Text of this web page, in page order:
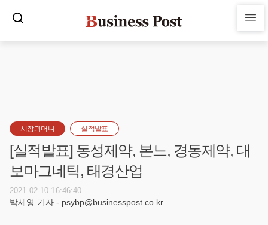
시장과머니 실적발표
[실적발표] 동성제약, 본느, 경동제약, 대
보마그네틱, 태경산업
2021-02-10 16:46:40
박세영 기자 - psybp@businesspost.co.kr